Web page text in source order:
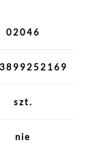
02046
szt.
nie